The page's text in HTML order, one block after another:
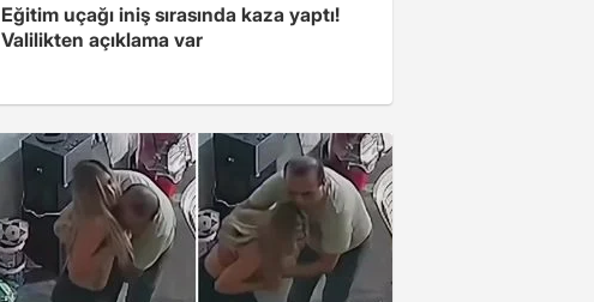
Eğitim uçağı iniş sırasında kaza yaptı!
Valilikten açıklama var